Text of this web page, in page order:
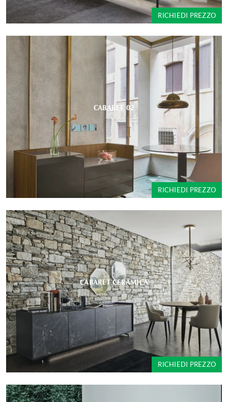
RICHIEDI PREZZO
CABARET 02
RICHIEDI PREZZO
CABARET CERAMICA
RICHIEDI PREZZO